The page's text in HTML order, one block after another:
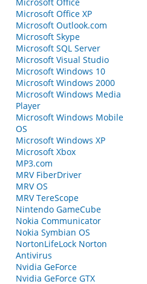
Microsoft Office XP
Microsoft Outlook.com
Microsoft Skype
Microsoft SQL Server
Microsoft Visual Studio
Microsoft Windows 10
Microsoft Windows 2000
Microsoft Windows Media
Player
Microsoft Windows Mobile
OS
Microsoft Windows XP
Microsoft Xbox
MP3.com
MRV FiberDriver
MRV OS
MRV TereScope
Nintendo GameCube
Nokia Communicator
Nokia Symbian OS
NortonLifeLock Norton
Antivirus
Nvidia GeForce
Nvidia GeForce GTX